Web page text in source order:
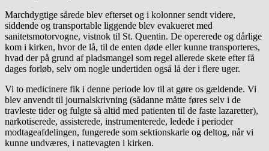
Marchdygtige sårede blev efterset og i kolonner sendt videre,
siddende og transportable liggende blev evakueret med
sanitetsmotorvogne, vistnok til St. Quentin. De opererede og dårlige
kom i kirken, hvor de lå, til de enten døde eller kunne transporteres,
hvad der på grund af pladsmangel som regel allerede skete efter få
dages forløb, selv om nogle undertiden også lå der i flere uger.
Vi to medicinere fik i denne periode lov til at gøre os gældende. Vi
blev anvendt til journalskrivning (sådanne måtte føres selv i de
travleste tider og fulgte så altid med patienten til de faste lazaretter),
narkotiserede, assisterede, instrumenterede, ledede i perioder
modtageafdelingen, fungerede som sektionskarle og deltog, når vi
kunne undværes, i nattevagten i kirken.